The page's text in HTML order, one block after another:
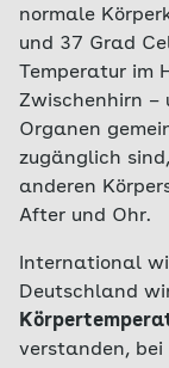
normale
und 37 Grad
Temperatur im
Zwischenhirn –
Organen
zugänglich
anderen
After und Ohr.
International
Deutschland
verstanden,